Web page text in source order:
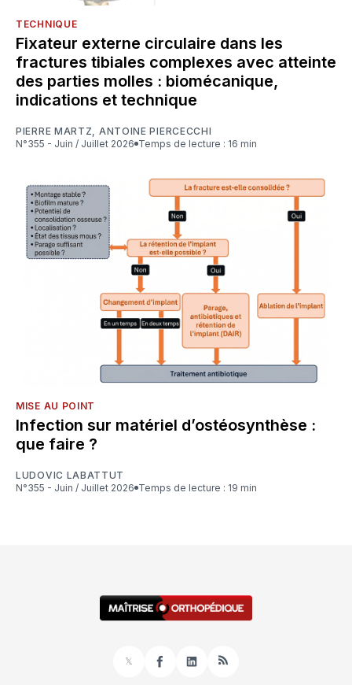
TECHNIQUE
Fixateur externe circulaire dans les
fractures tibiales complexes avec atteinte
des parties molles : biomécanique,
indications et technique
PIERRE MARTZ
ANTOINE PIERCECCHI
N°355 - Juin / Juillet 2026
Temps de lecture : 16 min
MISE AU POINT
Infection sur matériel d’ostéosynthèse :
que faire ?
LUDOVIC LABATTUT
N°355 - Juin / Juillet 2026
Temps de lecture : 19 min
𝕏
FacebookLinkedInRSS